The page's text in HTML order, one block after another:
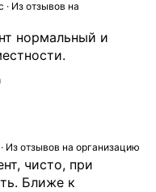
· Из отзывов на
нормальный и
Из отзывов на организацию
чисто, при
Ближе к